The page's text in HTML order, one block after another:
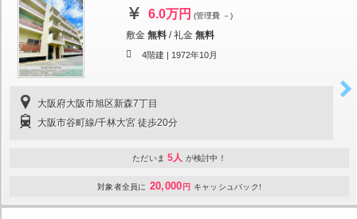
6.0万円 (管理費 －)
敷金 無料 /礼金 無料
4階建 | 1972年10月
大阪府大阪市旭区新森7丁目
大阪市谷町線/千林大宮 徒歩20分
ただいま 5人 が検討中！
対象者全員に 20,000 円 キャッシュバック!